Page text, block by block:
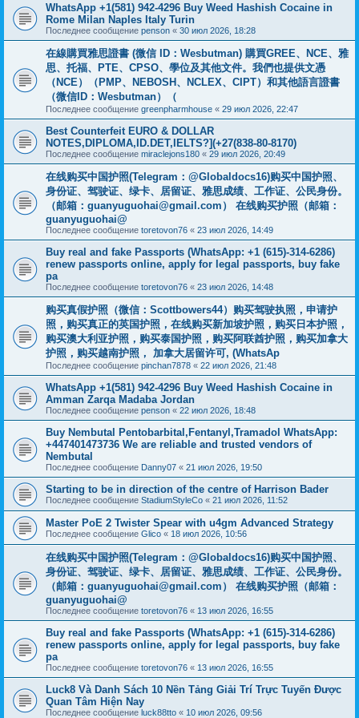
WhatsApp +1(581) 942-4296 Buy Weed Hashish Cocaine in
Rome Milan Naples Italy Turin
Последнее сообщение penson « 30 июл 2026, 18:28
在線購買雅思證書 (微信 ID：Wesbutman) 購買GREE、NCE、雅
思、托福、PTE、CPSO、學位及其他文件。我們也提供文憑
（NCE）（PMP、NEBOSH、NCLEX、CIPT）和其他語言證書
（微信ID：Wesbutman）（
Последнее сообщение greenpharmhouse « 29 июл 2026, 22:47
Best Counterfeit EURO & DOLLAR
NOTES,DIPLOMA,ID.DET,IELTS?](+27(838-80-8170)
Последнее сообщение miraclejons180 « 29 июл 2026, 20:49
在线购买中国护照(Telegram：@Globaldocs16)购买中国护照、
身份证、驾驶证、绿卡、居留证、雅思成绩、工作证、公民身份。
（邮箱： guanyuguohai@gmail.com ） 在线购买护照（邮箱：
guanyuguohai@
Последнее сообщение toretovon76 « 23 июл 2026, 14:49
Buy real and fake Passports (WhatsApp: +1 (615)-314-6286)
renew passports online, apply for legal passports, buy fake
pa
Последнее сообщение toretovon76 « 23 июл 2026, 14:48
购买真假护照（微信：Scottbowers44）购买驾驶执照，申请护
照，购买真正的英国护照，在线购买新加坡护照，购买日本护照，
购买澳大利亚护照，购买泰国护照，购买阿联酋护照，购买加拿大
护照，购买越南护照， 加拿大居留许可, (WhatsAp
Последнее сообщение pinchan7878 « 22 июл 2026, 21:48
WhatsApp +1(581) 942-4296 Buy Weed Hashish Cocaine in
Amman Zarqa Madaba Jordan
Последнее сообщение penson « 22 июл 2026, 18:48
Buy Nembutal Pentobarbital,Fentanyl,Tramadol WhatsApp:
+447401473736 We are reliable and trusted vendors of
Nembutal
Последнее сообщение Danny07 « 21 июл 2026, 19:50
Starting to be in direction of the centre of Harrison Bader
Последнее сообщение StadiumStyleCo « 21 июл 2026, 11:52
Master PoE 2 Twister Spear with u4gm Advanced Strategy
Последнее сообщение Glico « 18 июл 2026, 10:56
在线购买中国护照(Telegram：@Globaldocs16)购买中国护照、
身份证、驾驶证、绿卡、居留证、雅思成绩、工作证、公民身份。
（邮箱： guanyuguohai@gmail.com ） 在线购买护照（邮箱：
guanyuguohai@
Последнее сообщение toretovon76 « 13 июл 2026, 16:55
Buy real and fake Passports (WhatsApp: +1 (615)-314-6286)
renew passports online, apply for legal passports, buy fake
pa
Последнее сообщение toretovon76 « 13 июл 2026, 16:55
Luck8 Và Danh Sách 10 Nền Tảng Giải Trí Trực Tuyến Được
Quan Tâm Hiện Nay
Последнее сообщение luck88tto « 10 июл 2026, 09:56